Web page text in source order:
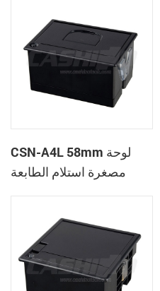
CSN-A4L 58mm لوحة
مصغرة استلام الطابعة